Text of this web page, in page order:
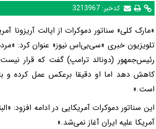
کدخبر:3213967
«مارک کلی» سناتور دموکرات از ایالت آریزونا
تلویزیون خبری «سی‌بی‌اس نیوز» عنوان کرد:
رئیس‌جمهور (دونالد ترامپ) گفت که قرار
کاهش دهد اما او دقیقا برعکس عمل کرده و با
است.»
این سناتور دموکرات آمریکایی در ادامه
آمریکا علیه ایران آغاز نمی‌شد.»